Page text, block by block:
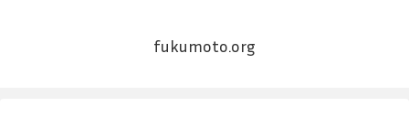
fukumoto.org